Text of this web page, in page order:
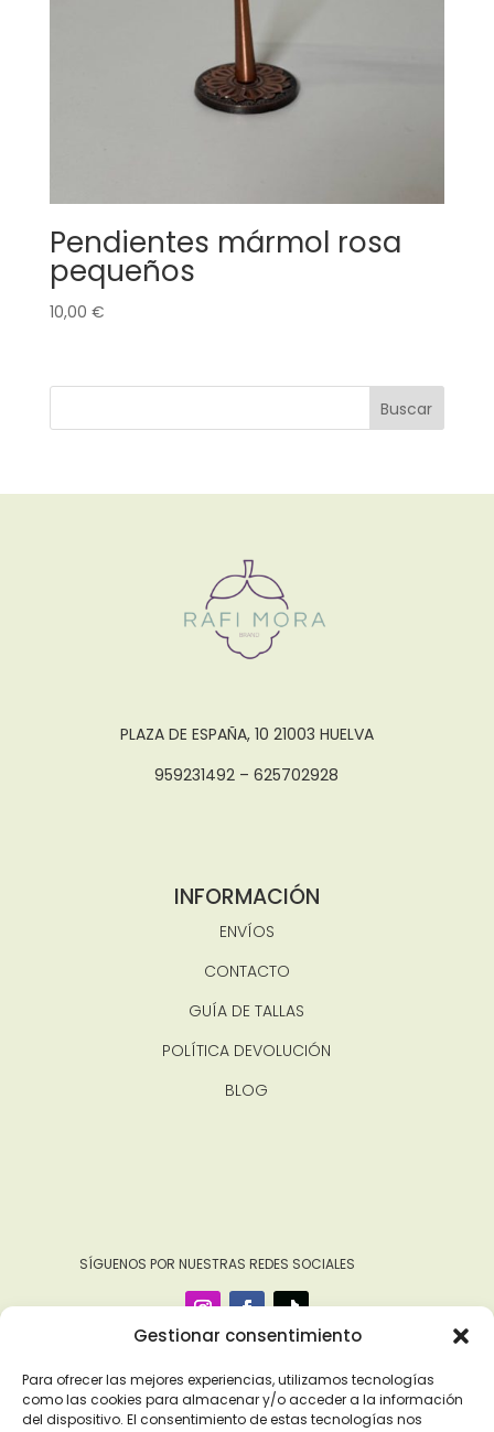
Gestionar consentimiento
Para ofrecer las mejores experiencias, utilizamos tecnologías
como las cookies para almacenar y/o acceder a la información
del dispositivo. El consentimiento de estas tecnologías nos
Pendientes mármol rosa
pequeños
10,00 €
Buscar
PLAZA DE ESPAÑA, 10 21003 HUELVA
959231492 – 625702928
INFORMACIÓN
ENVÍOS
CONTACTO
GUÍA DE TALLAS
POLÍTICA DEVOLUCIÓN
BLOG
‎ ‎ ‎ ‎ ‎ ‎‎ ‎ SÍGUENOS POR NUESTRAS REDES SOCIALES